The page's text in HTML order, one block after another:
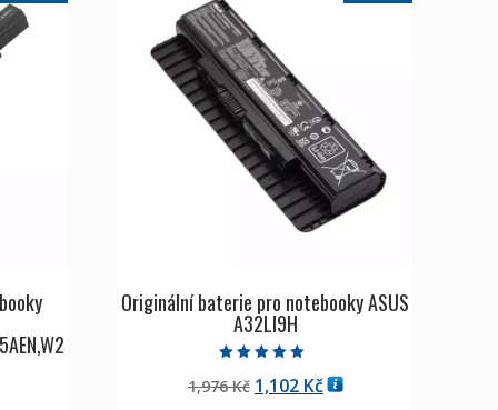
Originální baterie pro notebooky ASUS
A32LI9H
5.00
z 5
1,976Kč Původní
1,102 KčAktuální